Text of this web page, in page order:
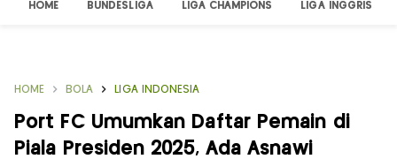
HOME BUNDESLIGA LIGA CHAMPIONS LIGA INGGRIS
HOME BOLA LIGA INDONESIA
Port FC Umumkan Daftar Pemain di
Piala Presiden 2025, Ada Asnawi